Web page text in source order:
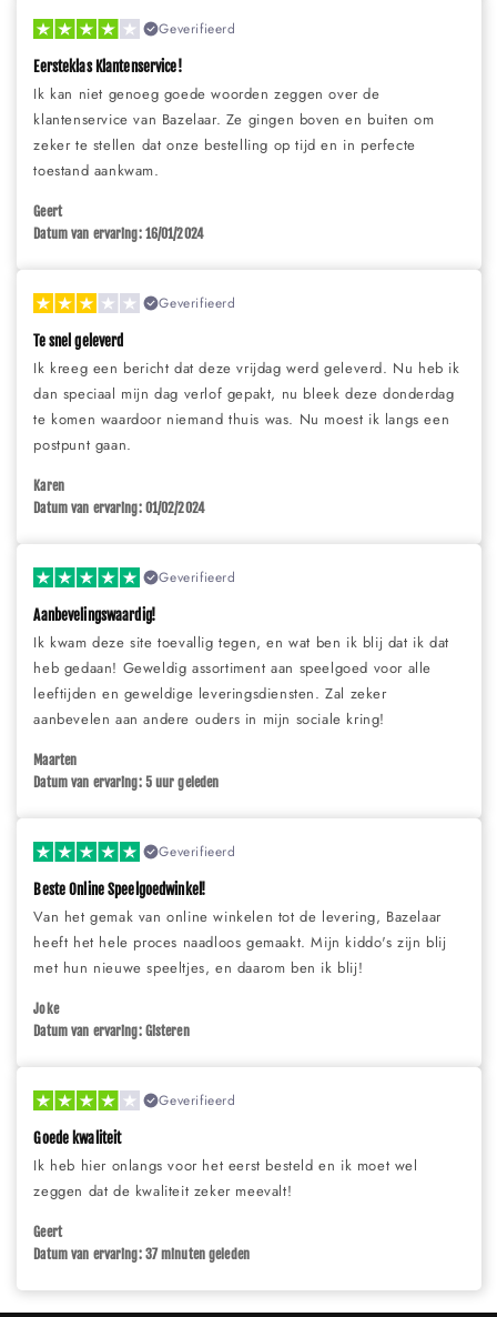
Geverifieerd
Eersteklas Klantenservice!
Ik kan niet genoeg goede woorden zeggen over de
klantenservice van Bazelaar. Ze gingen boven en buiten om
zeker te stellen dat onze bestelling op tijd en in perfecte
toestand aankwam.
Geert
Datum van ervaring: 16/01/2024
Geverifieerd
Te snel geleverd
Ik kreeg een bericht dat deze vrijdag werd geleverd. Nu heb ik
dan speciaal mijn dag verlof gepakt, nu bleek deze donderdag
te komen waardoor niemand thuis was. Nu moest ik langs een
postpunt gaan.
Karen
Datum van ervaring: 01/02/2024
Geverifieerd
Aanbevelingswaardig!
Ik kwam deze site toevallig tegen, en wat ben ik blij dat ik dat
heb gedaan! Geweldig assortiment aan speelgoed voor alle
leeftijden en geweldige leveringsdiensten. Zal zeker
aanbevelen aan andere ouders in mijn sociale kring!
Maarten
Datum van ervaring: 5 uur geleden
Geverifieerd
Beste Online Speelgoedwinkel!
Van het gemak van online winkelen tot de levering, Bazelaar
heeft het hele proces naadloos gemaakt. Mijn kiddo's zijn blij
met hun nieuwe speeltjes, en daarom ben ik blij!
Joke
Datum van ervaring: Gisteren
Geverifieerd
Goede kwaliteit
Ik heb hier onlangs voor het eerst besteld en ik moet wel
zeggen dat de kwaliteit zeker meevalt!
Geert
Datum van ervaring: 37 minuten geleden